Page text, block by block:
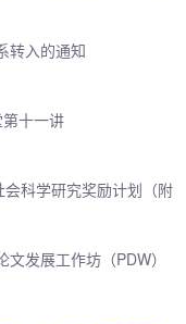
转入的通知
十一讲
科学研究奖励计划（附
发展工作坊（PDW）